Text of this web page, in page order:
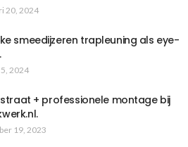
20, 2024
smeedijzeren trapleuning als eye-
2024
+ professionele montage bij
19, 2023